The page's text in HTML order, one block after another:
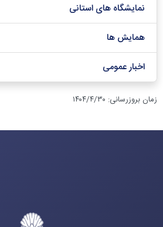
نمایشگاه های استانی
همایش ها
اخبار عمومی
زمان بروزرسانی: ۱۴۰۴/۴/۳۰